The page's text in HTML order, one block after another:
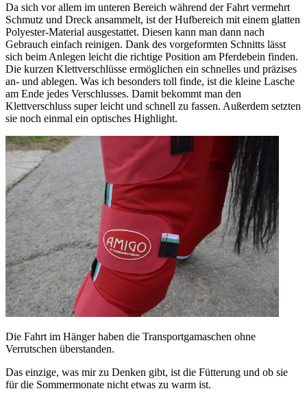
Da sich vor allem im unteren Bereich während der Fahrt vermehrt
Schmutz und Dreck ansammelt, ist der Hufbereich mit einem glatten
Polyester-Material ausgestattet. Diesen kann man dann nach
Gebrauch einfach reinigen. Dank des vorgeformten Schnitts lässt
sich beim Anlegen leicht die richtige Position am Pferdebein finden.
Die kurzen Klettverschlüsse ermöglichen ein schnelles und präzises
an- und ablegen. Was ich besonders toll finde, ist die kleine Lasche
am Ende jedes Verschlusses. Damit bekommt man den
Klettverschluss super leicht und schnell zu fassen. Außerdem setzten
sie noch einmal ein optisches Highlight.
Die Fahrt im Hänger haben die Transportgamaschen ohne
Verrutschen überstanden.
Das einzige, was mir zu Denken gibt, ist die Fütterung und ob sie
für die Sommermonate nicht etwas zu warm ist.